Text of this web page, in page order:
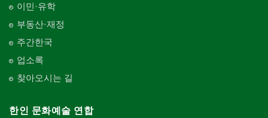
이민·유학
부동산·재정
주간한국
업소록
찾아오시는 길
한인 문화예술 연합